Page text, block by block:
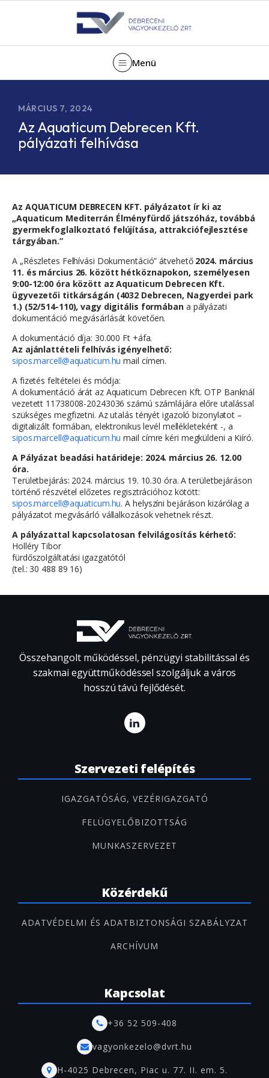
Menü
MÁRCIUS 7, 2024
Az Aquaticum Debrecen Kft.
pályázati felhívása
Az AQUATICUM DEBRECEN KFT. pályázatot ír ki az
„Aquaticum Mediterrán Élményfürdő játszóház, továbbá
gyermekfoglalkoztató felújítása, attrakciófejlesztése
tárgyában.”
A „Részletes Felhívási Dokumentáció” átvehető 2024. március
11. és március 26. között hétköznapokon, személyesen
9:00-12:00 óra között az Aquaticum Debrecen Kft.
ügyvezetői titkárságán (4032 Debrecen, Nagyerdei park
1.) (52/514-110), vagy digitális formábana pályázati
dokumentáció megvásárlását követően.
A dokumentáció díja: 30.000 Ft +áfa.
Az ajánlattételi felhívás igényelhető:
sipos.marcell@aquaticum.hu mail címen.
A fizetés feltételei és módja:
A dokumentáció árát az Aquaticum Debrecen Kft. OTP Banknál
vezetett 11738008-20243036 számú számlájára előre utalással
szükséges megfizetni. Az utalás tényét igazoló bizonylatot –
digitalizált formában, elektronikus levél mellékleteként -, a
sipos.marcell@aquaticum.hu mail címre kéri megküldeni a Kiíró.
A Pályázat beadási határideje: 2024. március 26. 12.00
óra.
Területbejárás: 2024. március 19. 10.30 óra. A területbejáráson
történő részvétel előzetes regisztrációhoz kötött:
sipos.marcell@aquaticum.hu. A helyszíni bejáráson kizárólag a
pályázatot megvásárló vállalkozások vehetnek részt.
A pályázattal kapcsolatosan felvilágosítás kérhető:
Holléry Tibor
fürdőszolgáltatási igazgatótól
(tel.: 30 488 89 16)
Összehangolt működéssel, pénzügyi stabilitással és
szakmai együttműködéssel szolgáljuk a város
hosszú távú fejlődését.
Szervezeti felépítés
IGAZGATÓSÁG, VEZÉRIGAZGATÓ
FELÜGYELŐBIZOTTSÁG
MUNKASZERVEZET
Közérdekű
ADATVÉDELMI ÉS ADATBIZTONSÁGI SZABÁLYZAT
ARCHÍVUM
Kapcsolat
+36 52 509-408
vagyonkezelo@dvrt.hu
H-4025 Debrecen, Piac u. 77. II. em. 5.